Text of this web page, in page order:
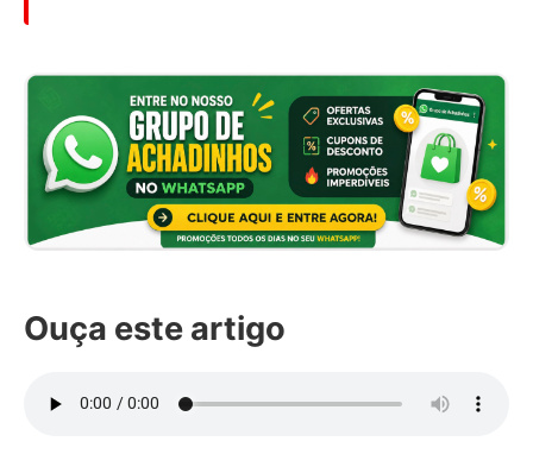
Ouça este artigo